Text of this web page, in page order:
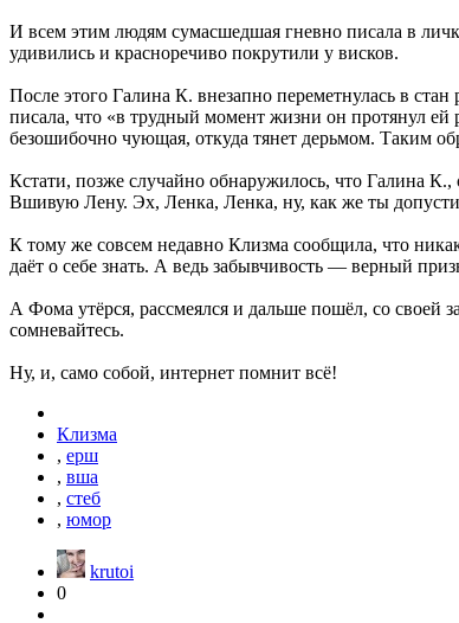
И всем этим людям сумасшедшая гневно писала в
удивились и красноречиво покрутили у висков.
После этого Галина К. внезапно переметнулась в
писала, что «в трудный момент жизни он протянул
безошибочно чующая, откуда тянет дерьмом. Таким
Кстати, позже случайно обнаружилось, что Галина
Вшивую Лену. Эх, Ленка, Ленка, ну, как же ты
К тому же совсем недавно Клизма сообщила, что
даёт о себе знать. А ведь забывчивость — верный
А Фома утёрся, рассмеялся и дальше пошёл, со своей
сомневайтесь.
Ну, и, само собой, интернет помнит всё!
Клизма
, ерш
, вша
, стеб
, юмор
krutoi
0